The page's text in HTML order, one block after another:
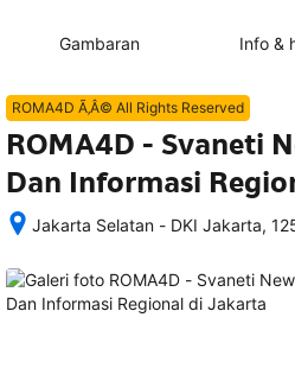
Gambaran Info &
ROMA4D Ã‚Â© All Rights Reserved
ROMA4D - Svaneti
Dan Informasi
Jakarta Selatan - DKI Jakarta,
memesan,
semua